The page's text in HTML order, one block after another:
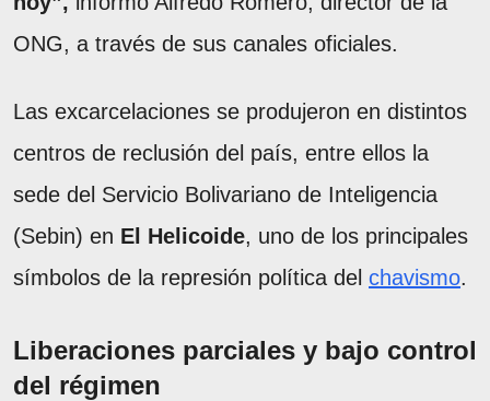
ONG, a través de sus canales oficiales.
Las excarcelaciones se produjeron en distintos
centros de reclusión del país, entre ellos la
sede del Servicio Bolivariano de Inteligencia
(Sebin) en El Helicoide, uno de los principales
símbolos de la represión política del chavismo.
Liberaciones parciales y bajo control
del régimen